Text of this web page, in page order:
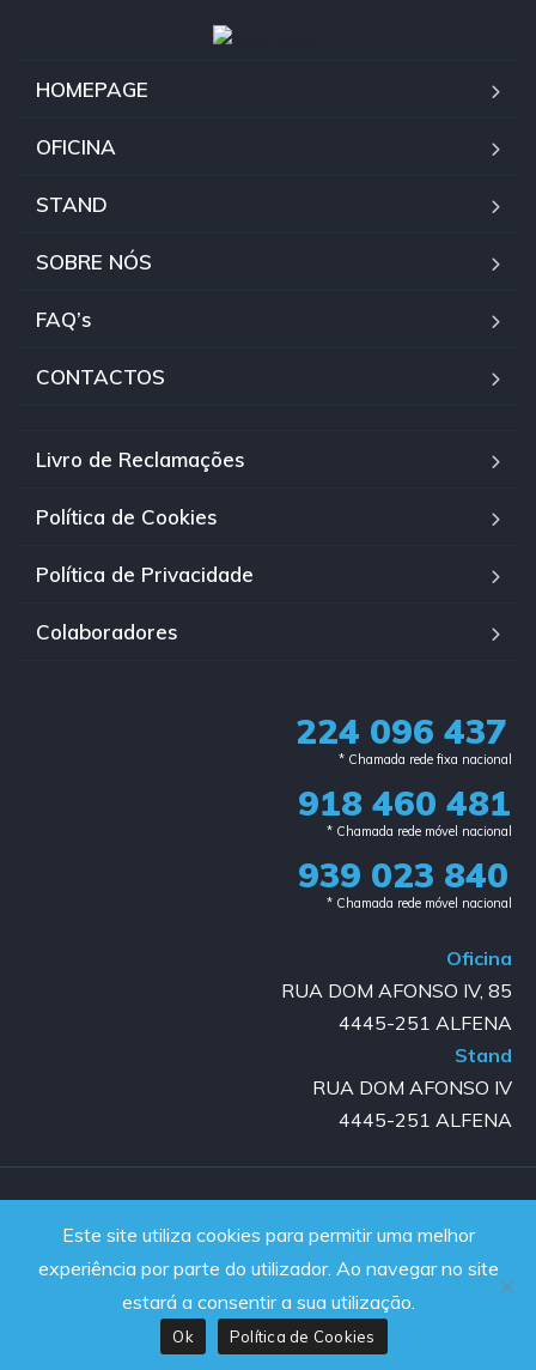
HOMEPAGE
OFICINA
STAND
SOBRE NÓS
FAQ’s
CONTACTOS
Livro de Reclamações
Política de Cookies
Política de Privacidade
Colaboradores
224 096 437
* Chamada rede fixa nacional​
918 460 481
* Chamada rede móvel nacional
939 023 840​
* Chamada rede móvel nacional
Oficina
RUA DOM AFONSO IV, 85
4445-251 ALFENA
Stand
RUA DOM AFONSO IV
4445-251 ALFENA
Powered by JanelaWeb
Este site utiliza cookies para permitir uma melhor
experiência por parte do utilizador. Ao navegar no site
estará a consentir a sua utilização.
Ok Política de Cookies